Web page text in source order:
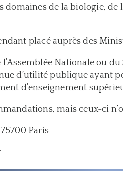
domaines de la biologie,
placé auprès des
Nationale ou
d’utilité publique ayant
d’enseignement
mais ceux-ci
Paris